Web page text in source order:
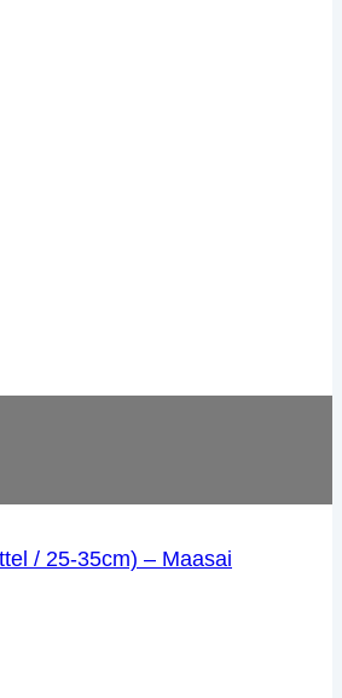
/ 25-35cm) – Maasai